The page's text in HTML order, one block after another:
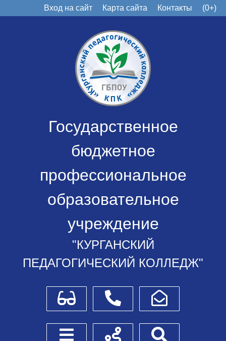
Вход на сайт Карта сайта Контакты (0+)
Государственное
бюджетное
профессиональное
образовательное
учреждение
"КУРГАНСКИЙ
ПЕДАГОГИЧЕСКИЙ КОЛЛЕДЖ"
Для слабовидящихТелефоныНаписать обращение
Боковое менюСхема проезда